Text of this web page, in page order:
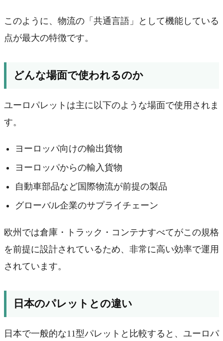
このように、物流の「共通言語」として機能している
点が最大の特徴です。
どんな場面で使われるのか
ユーロパレットは主に以下のような場面で使用されま
す。
ヨーロッパ向けの輸出貨物
ヨーロッパからの輸入貨物
自動車部品など国際物流が前提の製品
グローバル企業のサプライチェーン
欧州では倉庫・トラック・コンテナすべてがこの規格
を前提に設計されているため、非常に高い効率で運用
されています。
日本のパレットとの違い
日本で一般的な11型パレットと比較すると、ユーロパ